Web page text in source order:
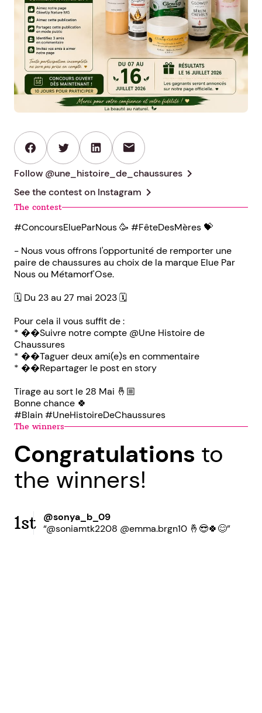
mail
Follow @une_histoire_de_chaussures chevron_right
See the contest on Instagram chevron_right
The contest
#ConcoursElueParNous 🥳 #FêteDesMères 💝
- Nous vous offrons l'opportunité de remporter une
paire de chaussures au choix de la marque Elue Par
Nous ou Métamorf'Ose.
🗓️ Du 23 au 27 mai 2023 🗓️
Pour cela il vous suffit de :
* ��Suivre notre compte @Une Histoire de
Chaussures
* ��Taguer deux ami(e)s en commentaire
* ��Repartager le post en story
Tirage au sort le 28 Mai 🤞🏼
Bonne chance 🍀
#Blain #UneHistoireDeChaussures
The winners
Congratulations to
the winners!
1st
@sonya_b_09
“@soniamtk2208 @emma.brgn10 🤞😎🍀😊”